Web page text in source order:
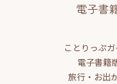
電子書
ことりっぷ
電子書籍
旅行・お出